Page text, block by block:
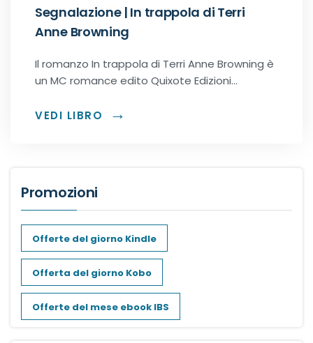
Age-gap romance
Bikers romance
Dark romance
Erotic romance
Forbidden Romance
Segnalazione | In trappola di Terri
Anne Browning
Il romanzo In trappola di Terri Anne Browning è
un MC romance edito Quixote Edizioni…
VEDI LIBRO
Promozioni
Offerte del giorno Kindle
Offerta del giorno Kobo
Offerte del mese ebook IBS